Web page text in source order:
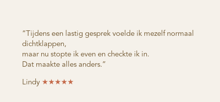
“Tijdens een lastig gesprek voelde ik mezelf normaal
dichtklappen,
maar nu stopte ik even en checkte ik in.
Dat maakte alles anders.”
Lindy ★★★★★